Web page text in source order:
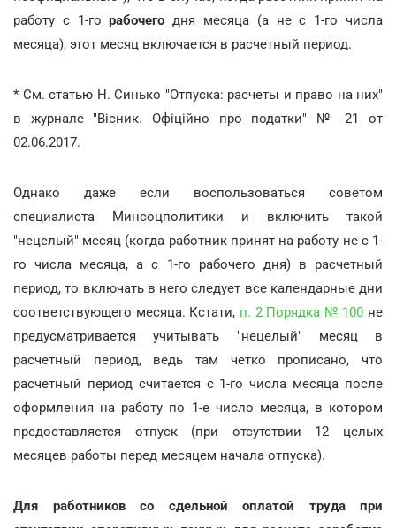
работу с 1-горабочего дня месяца (а не с 1-го числа
месяца), этот месяц включается в расчетный период.
* См. статью Н. Синько "Отпуска: расчеты и право на них"
в журнале "Вісник. Офіційно про податки" № 21 от
02.06.2017.
Однако даже если воспользоваться советом
специалиста Минсоцполитики и включить такой
"нецелый" месяц (когда работник принят на работу не с 1-
го числа месяца, а с 1-го рабочего дня) в расчетный
период, то включать в него следует все календарные дни
соответствующего месяца. Кстати, п. 2 Порядка № 100 не
предусматривается учитывать "нецелый" месяц в
расчетный период, ведь там четко прописано, что
расчетный период считается с 1-го числа месяца после
оформления на работу по 1-е число месяца, в котором
предоставляется отпуск (при отсутствии 12 целых
месяцев работы перед месяцем начала отпуска).
Для работников со сдельной оплатой труда при